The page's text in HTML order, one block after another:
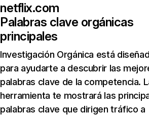
netflix.com
Palabras clave orgánicas
principales
Investigación Orgánica está
para ayudarte a descubrir las
palabras clave de la competencia.
herramienta te mostrará las
palabras clave que dirigen tráfico a